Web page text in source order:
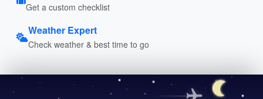
Get a custom checklist
Weather Expert
Check weather & best time to go